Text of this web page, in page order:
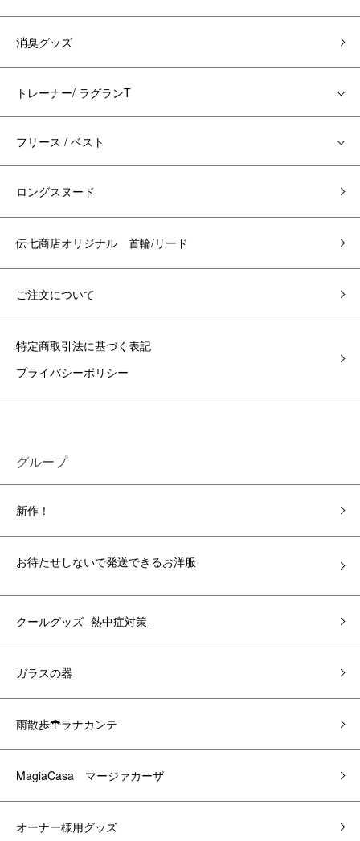
消臭グッズ
トレーナー/ ラグランT
フリース / ベスト
ロングスヌード
伝七商店オリジナル 首輪/リード
ご注文について
特定商取引法に基づく表記
プライバシーポリシー
グループ
新作！
お待たせしないで発送できるお洋服
クールグッズ -熱中症対策-
ガラスの器
雨散歩☂ラナカンテ
MagiaCasa マージァカーザ
オーナー様用グッズ